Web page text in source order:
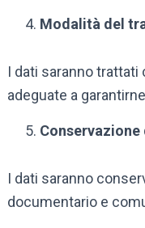
Modalità del
I dati saranno
adeguate a
Conservazione
I dati saranno
documentario e